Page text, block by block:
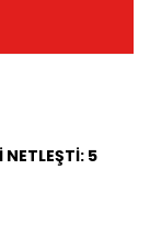
NETLEŞTİ: 5